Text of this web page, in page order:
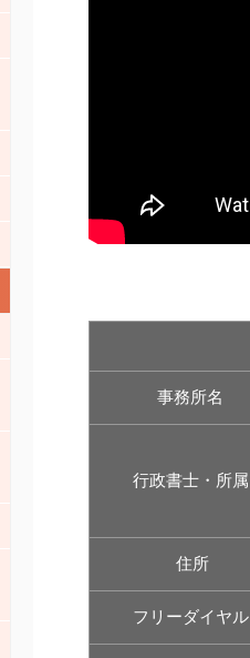
事務所名
行政書士・所属
住所
フリーダイヤル